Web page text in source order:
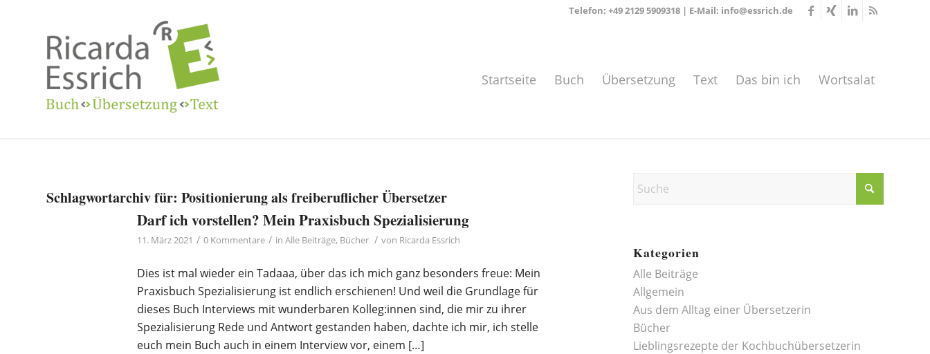
Telefon: +49 2129 5909318 | E-Mail: info@essrich.de
Startseite Buch Übersetzung Text Das bin ich Wortsalat
Schlagwortarchiv für: Positionierung als freiberuflicher Übersetzer
Darf ich vorstellen? Mein Praxisbuch Spezialisierung
11. März 2021 / 0 Kommentare / in Alle Beiträge, Bücher / von Ricarda Essrich
Dies ist mal wieder ein Tadaaa, über das ich mich ganz besonders freue: Mein
Praxisbuch Spezialisierung ist endlich erschienen! Und weil die Grundlage für
dieses Buch Interviews mit wunderbaren Kolleg:innen sind, die mir zu ihrer
Spezialisierung Rede und Antwort gestanden haben, dachte ich mir, ich stelle
euch mein Buch auch in einem Interview vor, einem […]
Kategorien
Alle Beiträge
Allgemein
Aus dem Alltag einer Übersetzerin
Bücher
Lieblingsrezepte der Kochbuchübersetzerin